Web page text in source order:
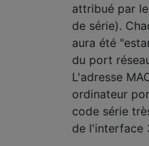
attribué par
de série).
aura été
du port
L'adresse
ordinateur
code série
de l'interface